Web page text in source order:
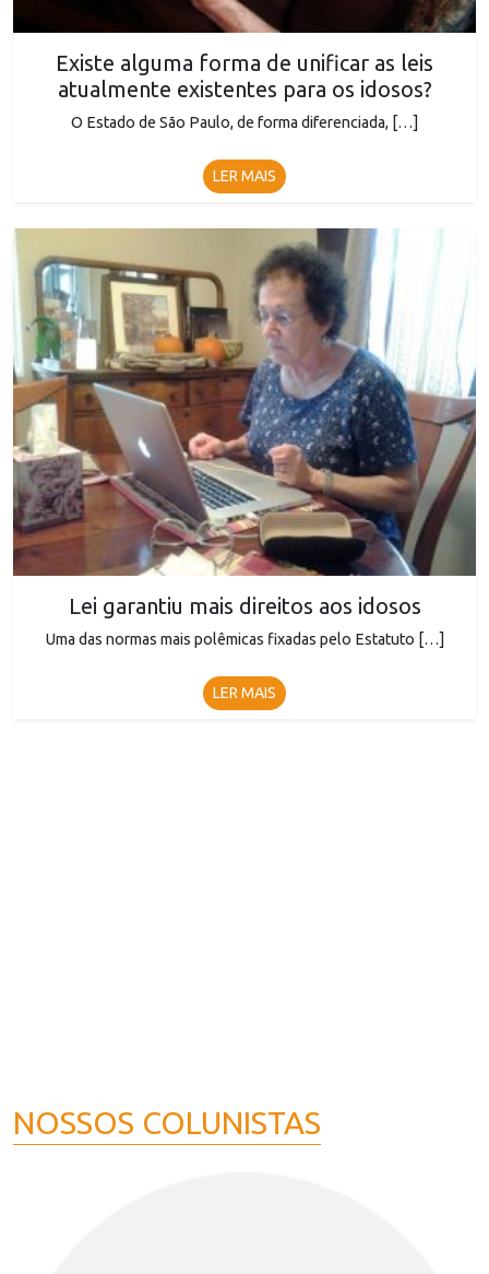
Existe alguma forma de unificar as leis
atualmente existentes para os idosos?
O Estado de São Paulo, de forma diferenciada, […]
LER MAIS
Lei garantiu mais direitos aos idosos
Uma das normas mais polêmicas fixadas pelo Estatuto […]
LER MAIS
NOSSOS COLUNISTAS